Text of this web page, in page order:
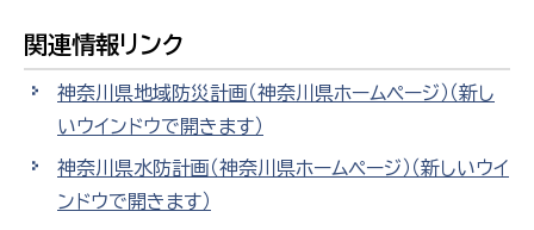
関連情報リンク
神奈川県地域防災計画（神奈川県ホームページ） （新し
いウインドウで開きます）
神奈川県水防計画（神奈川県ホームページ） （新しいウイ
ンドウで開きます）